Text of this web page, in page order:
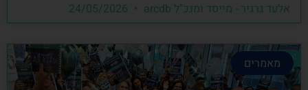
אלעד גרגיר - מייסד ומנכ"ל arcdb
מאמרים